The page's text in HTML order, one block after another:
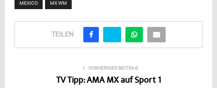
MEXICO MX WM
TEILEN
VORHERIGER BEITRAG
TV Tipp: AMA MX auf Sport 1